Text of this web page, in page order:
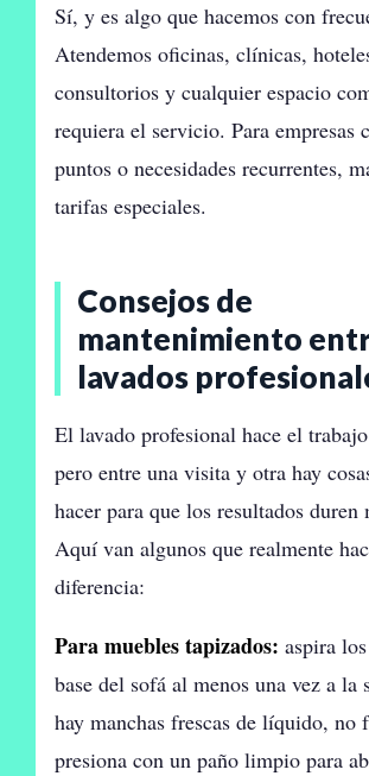
Sí, y es algo que hacemos con
Atendemos oficinas, clínicas,
consultorios y cualquier espacio
requiera el servicio. Para empresas
puntos o necesidades recurrentes,
tarifas especiales.
Consejos de
mantenimiento
lavados
El lavado profesional hace el
pero entre una visita y otra hay
hacer para que los resultados duren
Aquí van algunos que realmente
diferencia:
Para muebles tapizados: aspira
base del sofá al menos una vez a la
hay manchas frescas de líquido, no
presiona con un paño limpio para